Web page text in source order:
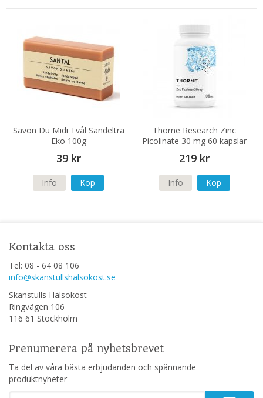
Savon Du Midi Tvål Sandelträ
Eko 100g
39 kr
Info Köp
Thorne Research Zinc
Picolinate 30 mg 60 kapslar
219 kr
Info Köp
Kontakta oss
Tel: 08 - 64 08 106
info@skanstullshalsokost.se
Skanstulls Hälsokost
Ringvägen 106
116 61 Stockholm
Prenumerera på nyhetsbrevet
Ta del av våra bästa erbjudanden och spännande
produktnyheter